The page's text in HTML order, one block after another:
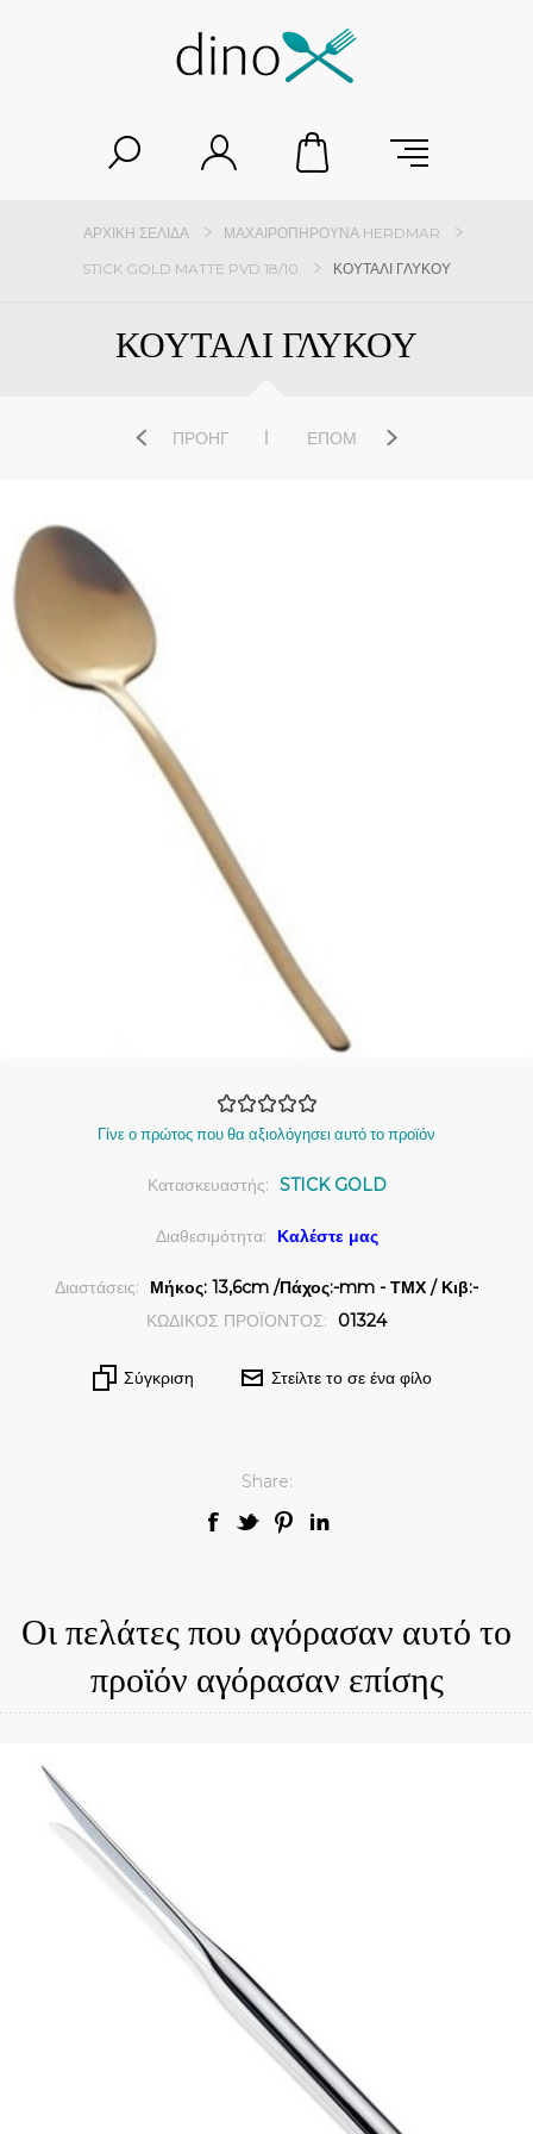
ΑΡΧΙΚΉ ΣΕΛΊΔΑ
ΜΑΧΑΙΡΟΠΉΡΟΥΝΑ HERDMAR
STICK GOLD MATTE PVD 18/10
ΚΟΥΤΑΛΙ ΓΛΥΚΟΥ
ΚΟΥΤΑΛΙ ΓΛΥΚΟΥ
ΠΡΟΗΓ ΕΠΌΜ
Γίνε ο πρώτος που θα αξιολόγησει αυτό το προϊόν
Κατασκευαστής: STICK GOLD
Διαθεσιμότητα: Καλέστε μας
Διαστάσεις:
Μήκος: 13,6cm /Πάχος:-mm - ΤΜΧ / Κιβ:-
ΚΩΔΙΚΟΣ ΠΡΟΪΟΝΤΟΣ:
01324
Σύγκριση Στείλτε το σε ένα φίλο
Share:
Οι πελάτες που αγόρασαν αυτό το
προϊόν αγόρασαν επίσης